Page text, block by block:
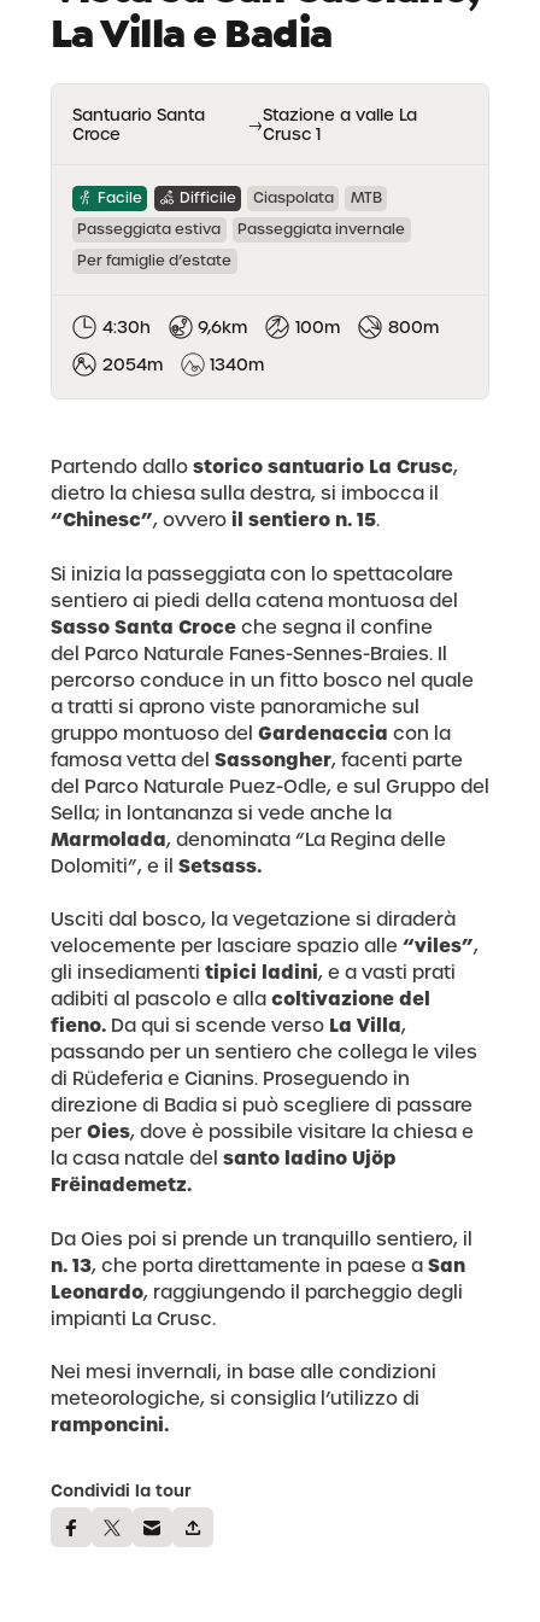
La Villa e Badia
Santuario Santa
Croce
→Stazione a valle La
Crusc 1
Facile Difficile Ciaspolata
MTB
Passeggiata estiva
Passeggiata invernale
Per famiglie d’estate
4:30h 9,6km 100m
800m
2054m
1340m
Partendo dallo storico santuario La Crusc,
dietro la chiesa sulla destra, si imbocca il
“Chinesc”, ovvero il sentiero n. 15.
Si inizia la passeggiata con lo spettacolare
sentiero ai piedi della catena montuosa del
Sasso Santa Croce che segna il confine
del Parco Naturale Fanes-Sennes-Braies. Il
percorso conduce in un fitto bosco nel quale
a tratti si aprono viste panoramiche sul
gruppo montuoso del Gardenaccia con la
famosa vetta del Sassongher, facenti parte
del Parco Naturale Puez-Odle, e sul Gruppo del
Sella; in lontananza si vede anche la
Marmolada, denominata “La Regina delle
Dolomiti”, e il Setsass.
Usciti dal bosco, la vegetazione si diraderà
velocemente per lasciare spazio alle “viles”,
gli insediamenti tipici ladini, e a vasti prati
adibiti al pascolo e alla coltivazione del
fieno. Da qui si scende verso La Villa,
passando per un sentiero che collega le viles
di Rüdeferia e Cianins. Proseguendo in
direzione di Badia si può scegliere di passare
per Oies, dove è possibile visitare la chiesa e
la casa natale del santo ladino Ujöp
Frëinademetz.
Da Oies poi si prende un tranquillo sentiero, il
n. 13, che porta direttamente in paese a San
Leonardo, raggiungendo il parcheggio degli
impianti La Crusc.
Nei mesi invernali, in base alle condizioni
meteorologiche, si consiglia l’utilizzo di
ramponcini.
Condividi la tour